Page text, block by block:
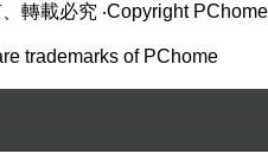
、轉載必究 ‧Copyright PChome
trademarks of PChome